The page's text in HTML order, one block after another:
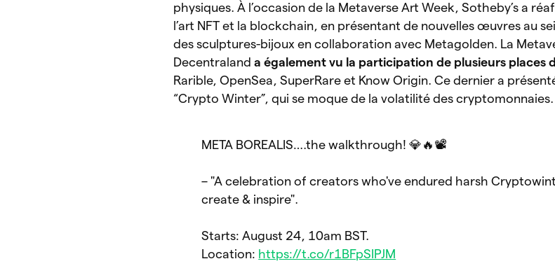
physiques. À l’occasion de la Metaverse Art Week, Sotheby’s a
l’art NFT et la blockchain, en présentant de nouvelles œuvres au
des sculptures-bijoux en collaboration avec Metagolden. La
Decentralanda également vu la participation de plusieurs places
Rarible, OpenSea, SuperRare et Know Origin. Ce dernier a
“Crypto Winter”, qui se moque de la volatilité des cryptomonnaies.
META BOREALIS….the walkthrough! 💎🔥📽️
– "A celebration of creators who've endured harsh
create & inspire".
Starts: August 24, 10am BST.
Location: https://t.co/r1BFpSIPJM